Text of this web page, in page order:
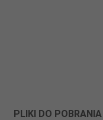
PLIKI DO POBRANIA